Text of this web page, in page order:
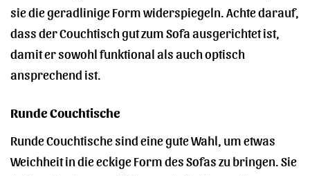
sie die geradlinige Form widerspiegeln. Achte darauf,
dass der Couchtisch gut zum Sofa ausgerichtet ist,
damit er sowohl funktional als auch optisch
ansprechend ist.
Runde Couchtische
Runde Couchtische sind eine gute Wahl, um etwas
Weichheit in die eckige Form des Sofas zu bringen. Sie